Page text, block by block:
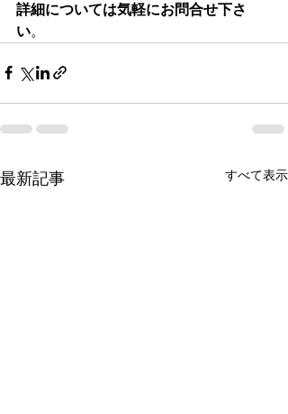
詳細については気軽にお問合せ下さ
い。
最新記事 すべて表示